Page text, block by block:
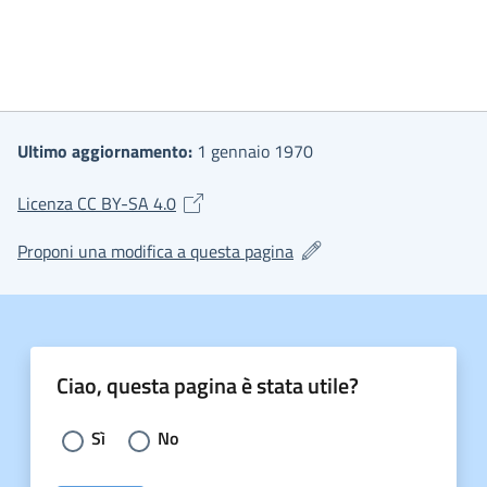
Ultimo aggiornamento: 1 gennaio 1970
Licenza CC BY-SA 4.0(si apre in una nuova finestra)
Proponi una modifica a questa pagina (si apre in una nuova
Ciao, questa pagina è stata utile?
Scegli la risposta:
Sì No